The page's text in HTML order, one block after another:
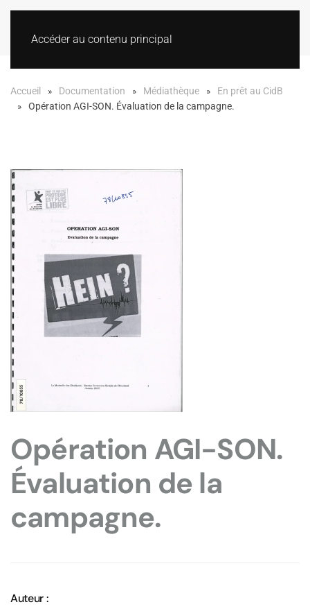
Accéder au contenu principal
Accueil Documentation Médiathèque
En prêt au CidB
Opération AGI-SON. Évaluation de la campagne.
Opération AGI-SON.
Évaluation de la
campagne.
Auteur :